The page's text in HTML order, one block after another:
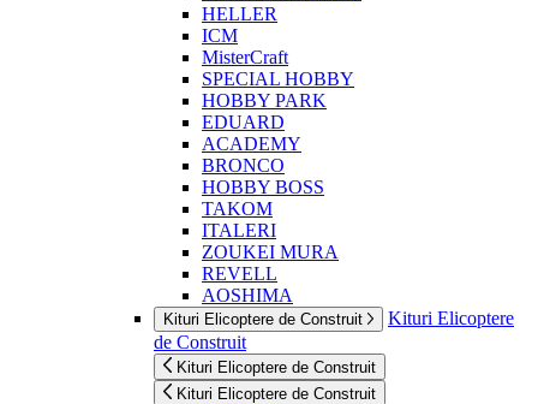
HELLER
ICM
MisterCraft
SPECIAL HOBBY
HOBBY PARK
EDUARD
ACADEMY
BRONCO
HOBBY BOSS
TAKOM
ITALERI
ZOUKEI MURA
REVELL
AOSHIMA
Kituri Elicoptere de Construit
Kituri Elicoptere
de Construit
Kituri Elicoptere de Construit
Kituri Elicoptere de Construit